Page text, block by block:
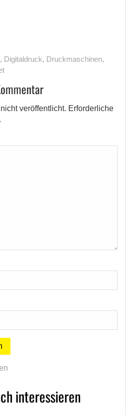
, Digitaldruck, Druckmaschinen,
veröffentlicht. Erforderliche
interessieren